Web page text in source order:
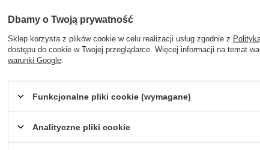
To jest wyrób medyczny. Używaj go zgodnie z
Dbamy o Twoją prywatność
Sklep korzysta z plików cookie w celu realizacji usług zgodnie z
dostępu do cookie w Twojej przeglądarce. Więcej informacji na temat
warunki Google
Funkcjonalne pliki cookie (wymagane)
Analityczne pliki cookie